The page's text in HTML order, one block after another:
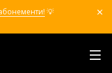
💡